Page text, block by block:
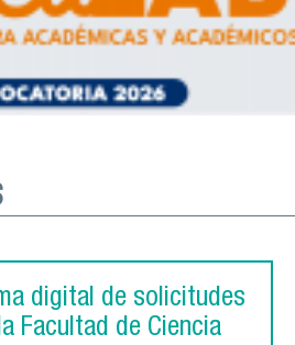
digital de solicitudes
Facultad de Ciencia